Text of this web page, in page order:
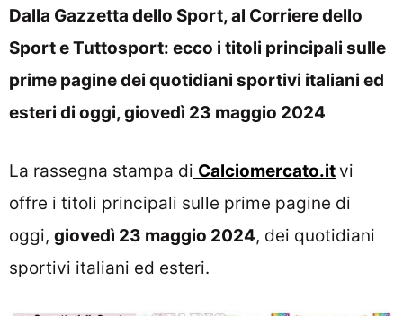
Dalla Gazzetta dello Sport, al Corriere dello
Sport e Tuttosport: ecco i titoli principali sulle
prime pagine dei quotidiani sportivi italiani ed
esteri di oggi, giovedì 23 maggio 2024
La rassegna stampa di Calciomercato.itvi
offre i titoli principali sulle prime pagine di
oggi, giovedì 23 maggio 2024, dei quotidiani
sportivi italiani ed esteri.